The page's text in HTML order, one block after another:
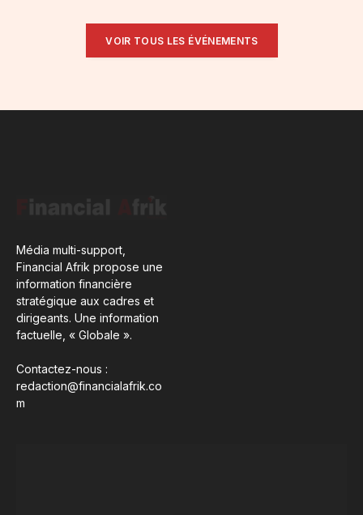
VOIR TOUS LES ÉVÉNEMENTS
Média multi-support,
Financial Afrik propose une
information financière
stratégique aux cadres et
dirigeants. Une information
factuelle, « Globale ».
Contactez-nous :
redaction@financialafrik.co
m